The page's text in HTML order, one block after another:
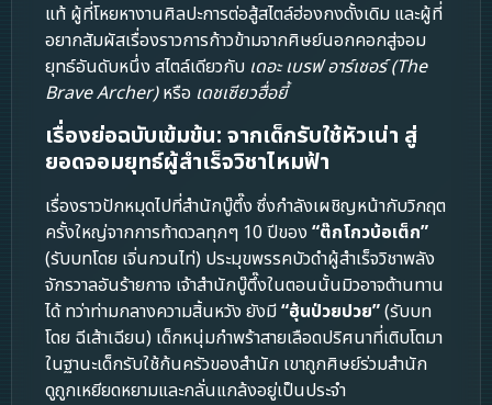
แท้ ผู้ที่โหยหางานศิลปะการต่อสู้สไตล์ฮ่องกงดั้งเดิม และผู้ที่
อยากสัมผัสเรื่องราวการก้าวข้ามจากศิษย์นอกคอกสู่จอม
ยุทธ์อันดับหนึ่ง สไตล์เดียวกับ เดอะ เบรฟ อาร์เชอร์ (The
Brave Archer)หรือ เดชเซียวฮื่อยี้
เรื่องย่อฉบับเข้มข้น: จากเด็กรับใช้หัวเน่า สู่
ยอดจอมยุทธ์ผู้สำเร็จวิชาไหมฟ้า
เรื่องราวปักหมุดไปที่สำนักบู๊ตึ๊ง ซึ่งกำลังเผชิญหน้ากับวิกฤต
ครั้งใหญ่จากการท้าดวลทุกๆ 10 ปีของ “ต๊กโกวบ้อเต็ก”
(รับบทโดย เจิ่นกวนไท่) ประมุขพรรคบัวดำผู้สำเร็จวิชาพลัง
จักรวาลอันร้ายกาจ เจ้าสำนักบู๊ตึ๊งในตอนนั้นมิวอาจต้านทาน
ได้ ทว่าท่ามกลางความสิ้นหวัง ยังมี“ฮุ้นป่วยปวย”(รับบท
โดย ฉีเส้าเฉียน) เด็กหนุ่มกำพร้าสายเลือดปริศนาที่เติบโตมา
ในฐานะเด็กรับใช้ก้นครัวของสำนัก เขาถูกศิษย์ร่วมสำนัก
ดูถูกเหยียดหยามและกลั่นแกล้งอยู่เป็นประจำ